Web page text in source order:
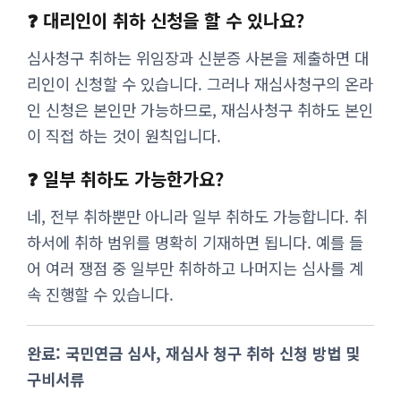
❓ 대리인이 취하 신청을 할 수 있나요?
심사청구 취하는 위임장과 신분증 사본을 제출하면 대
리인이 신청할 수 있습니다. 그러나 재심사청구의 온라
인 신청은 본인만 가능하므로, 재심사청구 취하도 본인
이 직접 하는 것이 원칙입니다.
❓ 일부 취하도 가능한가요?
네, 전부 취하뿐만 아니라 일부 취하도 가능합니다. 취
하서에 취하 범위를 명확히 기재하면 됩니다. 예를 들
어 여러 쟁점 중 일부만 취하하고 나머지는 심사를 계
속 진행할 수 있습니다.
완료: 국민연금 심사, 재심사 청구 취하 신청 방법 및
구비서류